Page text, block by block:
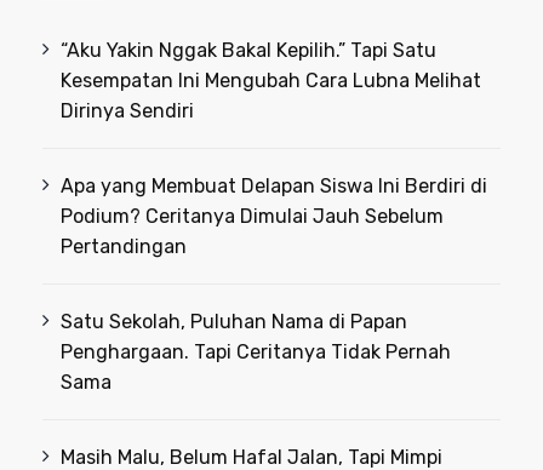
“Aku Yakin Nggak Bakal Kepilih.” Tapi Satu
Kesempatan Ini Mengubah Cara Lubna Melihat
Dirinya Sendiri
Apa yang Membuat Delapan Siswa Ini Berdiri di
Podium? Ceritanya Dimulai Jauh Sebelum
Pertandingan
Satu Sekolah, Puluhan Nama di Papan
Penghargaan. Tapi Ceritanya Tidak Pernah
Sama
Masih Malu, Belum Hafal Jalan, Tapi Mimpi